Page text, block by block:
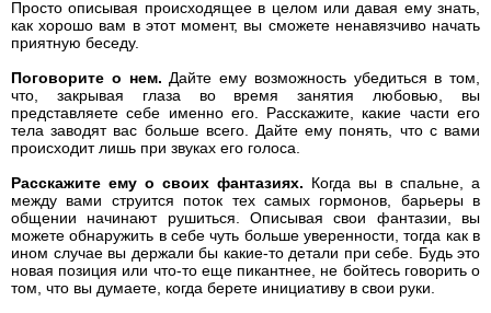
Просто описывая происходящее в целом или давая ему знать,
как хорошо вам в этот момент, вы сможете ненавязчиво начать
приятную беседу.
Поговорите о нем. Дайте ему возможность убедиться в том,
что, закрывая глаза во время занятия любовью, вы
представляете себе именно его. Расскажите, какие части его
тела заводят вас больше всего. Дайте ему понять, что с вами
происходит лишь при звуках его голоса.
Расскажите ему о своих фантазиях. Когда вы в спальне, а
между вами струится поток тех самых гормонов, барьеры в
общении начинают рушиться. Описывая свои фантазии, вы
можете обнаружить в себе чуть больше уверенности, тогда как в
ином случае вы держали бы какие-то детали при себе. Будь это
новая позиция или что-то еще пикантнее, не бойтесь говорить о
том, что вы думаете, когда берете инициативу в свои руки.